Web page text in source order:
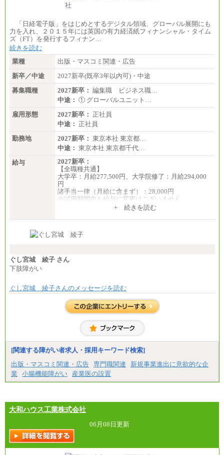
「日経電子版」をはじめとするデジタル領域、グローバル展開にも
力を入れ、２０１５年には英国の有力経済紙フィナンシャル・タイム
ズ（FT）を発行するフィナン…
続きを読む
業種
出版・マスコミ関連・広告
新卒／中途
2027新卒(既卒3年以内可)・中途
募集職種
2027新卒： 編集職 ビジネス職…
中途： ① グローバルユニット…
雇用形態
2027新卒： 正社員
中途： 正社員
勤務地
2027新卒： 東京本社 東京都…
中途： 東京本社 東京都千代…
給与
2027新卒：
【全職種共通】
大学卒：月給277,500円、大学院修了：月給294,000
円
諸手当一律（月給に含まず）：28,000円
※試用期間中も給与に変更はございません
月給370,000円～
ます。
の各種手当を含む金額です）
+ 続きを読む
ぐし宮城 綾子 さん
下肢障がい
ぐし宮城 綾子さんのメッセージを読む
[関連する障がい者求人・採用キーワード検索]
出版・マスコミ関連・広告 専門職関連
新規事業進出に意欲的な企
業
小腸機能障がい 産業医の設置
大和ハウス工業株式会社
06月08日更新